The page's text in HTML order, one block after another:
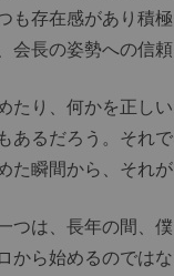
も存在感があり積
会長の姿勢への信
り、何かを正し
あるだろう。それ
た瞬間から、それ
は、長年の間、
から始めるのでは